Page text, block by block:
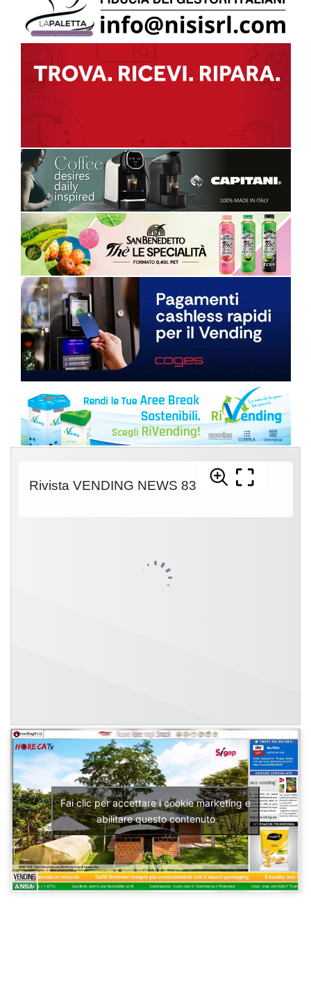
Fai clic per accettare i cookie marketing e
abilitare questo contenuto